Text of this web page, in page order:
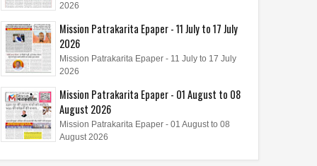
2026
Mission Patrakarita Epaper - 11 July to 17 July
2026
Mission Patrakarita Epaper - 11 July to 17 July
2026
Mission Patrakarita Epaper - 01 August to 08
August 2026
Mission Patrakarita Epaper - 01 August to 08
August 2026